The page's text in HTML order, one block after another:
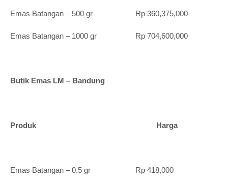
Emas Batangan – 500 gr Rp 360,375,000
Emas Batangan – 1000 gr Rp 704,600,000
Butik Emas LM – Bandung
Produk Harga
Emas Batangan – 0.5 gr Rp 418,000